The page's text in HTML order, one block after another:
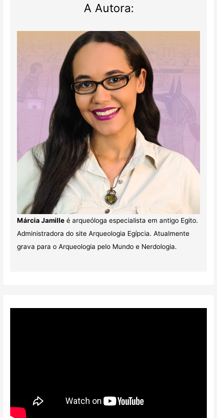
A Autora:
Márcia Jamilleé arqueóloga especialista em antigo Egito.
Administradora do site Arqueologia Egípcia. Atualmente
grava para o Arqueologia pelo Mundo e Nerdologia.